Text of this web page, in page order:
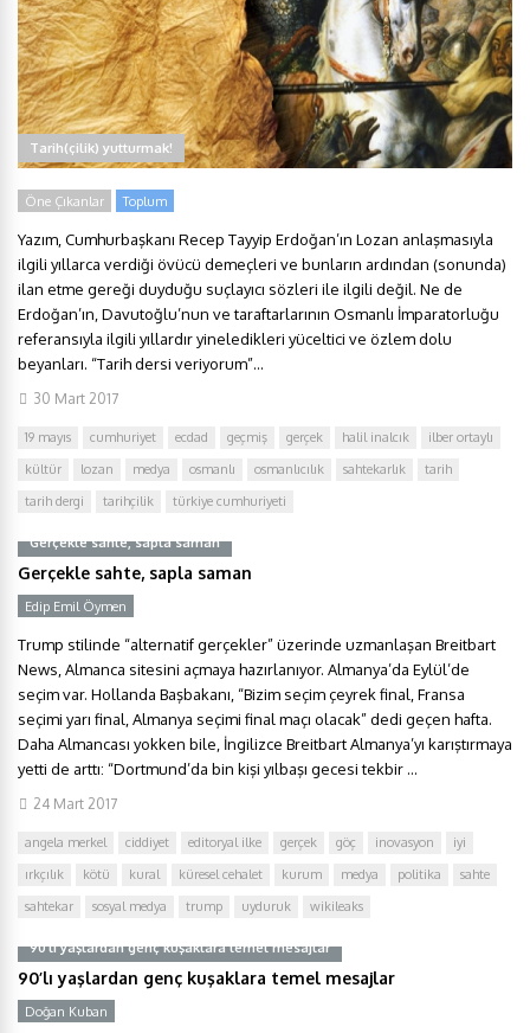
Tarih(çilik) yutturmak!
Öne Çıkanlar Toplum
Yazım, Cumhurbaşkanı Recep Tayyip Erdoğan’ın Lozan anlaşmasıyla
ilgili yıllarca verdiği övücü demeçleri ve bunların ardından (sonunda)
ilan etme gereği duyduğu suçlayıcı sözleri ile ilgili değil. Ne de
Erdoğan’ın, Davutoğlu’nun ve taraftarlarının Osmanlı İmparatorluğu
referansıyla ilgili yıllardır yineledikleri yüceltici ve özlem dolu
beyanları. “Tarih dersi veriyorum”...
30 Mart 2017
19 mayıs cumhuriyet ecdad geçmiş gerçek halil inalcık
ilber ortaylı
kültür
lozan medya osmanlı osmanlıcılık sahtekarlık
tarih
tarih dergi
tarihçilik türkiye cumhuriyeti
Gerçekle sahte, sapla saman
Gerçekle sahte, sapla saman
Edip Emil Öymen
Trump stilinde “alternatif gerçekler” üzerinde uzmanlaşan Breitbart
News, Almanca sitesini açmaya hazırlanıyor. Almanya’da Eylül’de
seçim var. Hollanda Başbakanı, “Bizim seçim çeyrek final, Fransa
seçimi yarı final, Almanya seçimi final maçı olacak” dedi geçen hafta.
Daha Almancası yokken bile, İngilizce Breitbart Almanya’yı karıştırmaya
yetti de arttı: “Dortmund’da bin kişi yılbaşı gecesi tekbir ...
24 Mart 2017
angela merkel ciddiyet editoryal ilke gerçek göç inovasyon
iyi
ırkçılık
kötü kural küresel cehalet kurum medya politika
sahte
sahtekar
sosyal medya trump uyduruk wikileaks
90’lı yaşlardan genç kuşaklara temel mesajlar
90’lı yaşlardan genç kuşaklara temel mesajlar
Doğan Kuban